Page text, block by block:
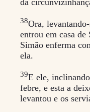
38Ora,
entrou em casa de
Simão enferma
ela.
39E ele,
febre, e esta a
levantou e os